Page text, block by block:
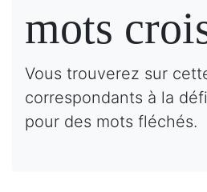
mots
Vous trouverez sur
correspondants à la
pour des mots fléchés.